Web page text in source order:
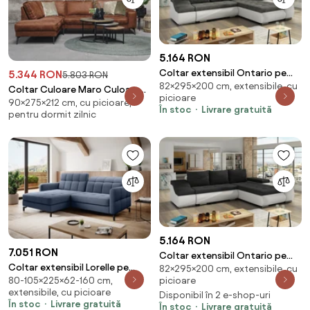
5.344 RON5.803 RON
Coltar Culoare Maro Culoare
maro coniac, MICA Varianta:
Colt Stanga
90×275×212 cm, cu picioare,
pentru dormit zilnic
5.164 RON
Coltar extensibil Ontario pe
dreapta Berlin 02/Soft 17
82×295×200 cm, extensibile, cu
picioare
În stoc
Livrare gratuită
7.051 RON
Coltar extensibil Lorelle pe
stanga Omega 86
80-105×225×62-160 cm,
extensibile, cu picioare
În stoc
Livrare gratuită
5.164 RON
Coltar extensibil Ontario pe
dreapta Sawana 14/Soft 17
82×295×200 cm, extensibile, cu
picioare
Disponibil în 2 e-shop-uri
În stoc
Livrare gratuită